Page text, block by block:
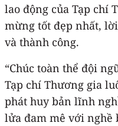
lao động của Tạp chí
mừng tốt đẹp nhất,
và thành công.
“Chúc toàn thể đội
Tạp chí Thương gia
phát huy bản lĩnh
lửa đam mê với nghề